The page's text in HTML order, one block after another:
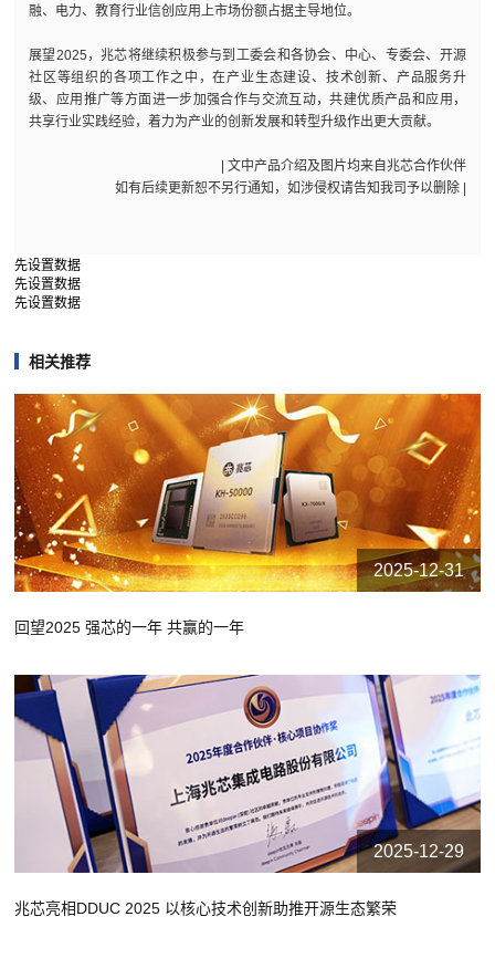
融、电力、教育行业信创应用上市场份额占据主导地位。
展望2025，兆芯将继续积极参与到工委会和各协会、中心、专委会、开源
社区等组织的各项工作之中，在产业生态建设、技术创新、产品服务升
级、应用推广等方面进一步加强合作与交流互动，共建优质产品和应用，
共享行业实践经验，着力为产业的创新发展和转型升级作出更大贡献。
| 文中产品介绍及图片均来自兆芯合作伙伴
如有后续更新恕不另行通知，如涉侵权请告知我司予以删除 |
先设置数据
先设置数据
先设置数据
相关推荐
2025-12-31
回望2025 强芯的一年 共赢的一年
2025-12-29
兆芯亮相DDUC 2025 以核心技术创新助推开源生态繁荣